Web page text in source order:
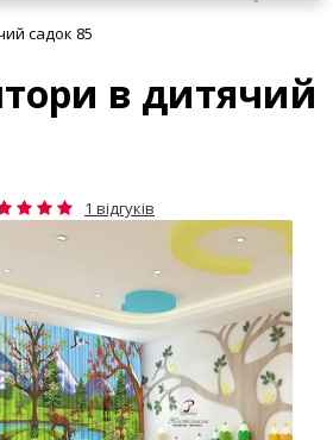
садок 85
в дитячий
1 відгуків